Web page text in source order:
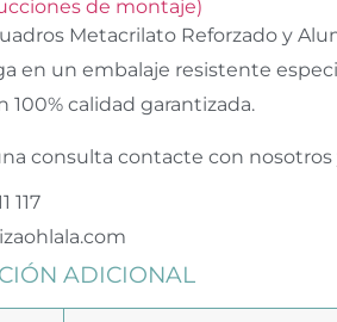
de montaje)
Metacrilato Reforzado y
en un embalaje resistente
100% calidad garantizada.
consulta contacte con
117
ADICIONAL